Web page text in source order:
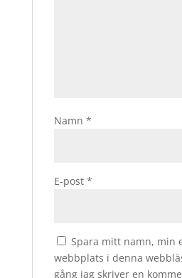
Namn *
E-post *
Spara mitt namn, min
webbplats i denna
gång jag skriver en